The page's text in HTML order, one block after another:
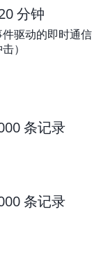
分钟
驱动的即时通信
）
条记录
条记录